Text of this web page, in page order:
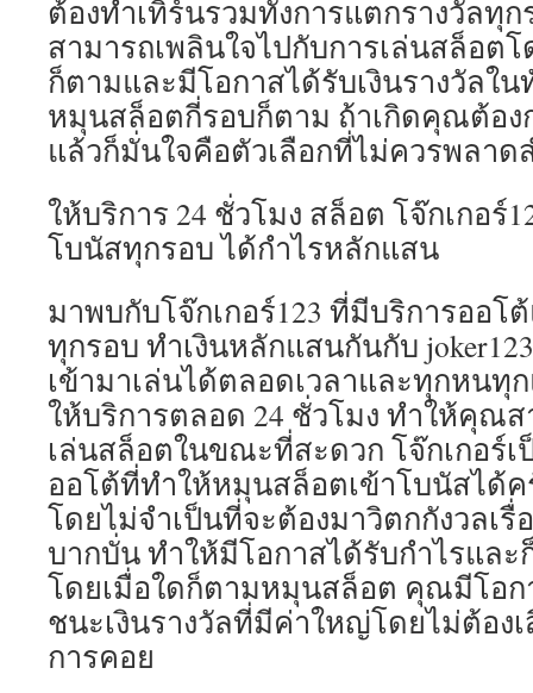
ต้องทำเทิร์นรวมทั้งการแตกรางวัลทุก
สามารถเพลินใจไปกับการเล่นสล็อต
ก็ตามและมีโอกาสได้รับเงินรางวัลใ
หมุนสล็อตกี่รอบก็ตาม ถ้าเกิดคุณต้อ
แล้วก็มั่นใจคือตัวเลือกที่ไม่ควรพลาด
ให้บริการ 24 ชั่วโมง สล็อต โจ๊กเกอร์
โบนัสทุกรอบ ได้กำไรหลักแสน
มาพบกับโจ๊กเกอร์123 ที่มีบริการออโ
ทุกรอบ ทำเงินหลักแสนกันกับ
เข้ามาเล่นได้ตลอดเวลาและทุกหนทุ
ให้บริการตลอด 24 ชั่วโมง ทำให้คุณ
เล่นสล็อตในขณะที่สะดวก โจ๊กเกอร์
ออโต้ที่ทำให้หมุนสล็อตเข้าโบนัสได้
โดยไม่จำเป็นที่จะต้องมาวิตกกังวลเรื่
บากบั่น ทำให้มีโอกาสได้รับกำไรและ
โดยเมื่อใดก็ตามหมุนสล็อต คุณมีโอก
ชนะเงินรางวัลที่มีค่าใหญ่โดยไม่ต้อง
การคอย